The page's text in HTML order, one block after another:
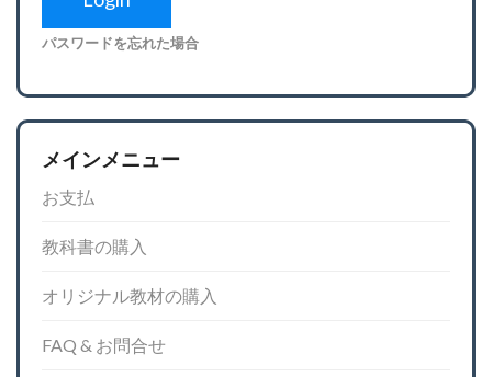
パスワードを忘れた場合
メインメニュー
お支払
教科書の購入
オリジナル教材の購入
FAQ & お問合せ